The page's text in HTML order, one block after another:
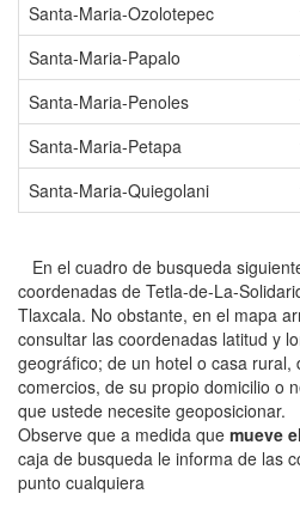
Santa-Maria-Ozolotepec
Santa-Maria-Papalo
Santa-Maria-Penoles
Santa-Maria-Petapa
Santa-Maria-Quiegolani
En el cuadro de busqueda
coordenadas de Tetla-de-La-
Tlaxcala. No obstante, en el mapa
consultar las coordenadas latitud y
geográfico; de un hotel o casa rural,
comercios, de su propio domicilio o
que ustede necesite geoposicionar.
Observe que a medida que mueve
caja de busqueda le informa de las
punto cualquiera